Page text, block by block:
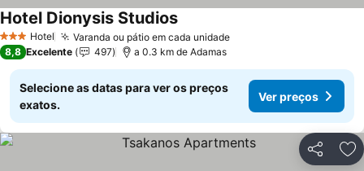
3 EstrelasHotel Varanda ou pátio em cada unidade
Hotel Dionysis Studios
8,8 Excelente 497 a 0.3 km de Adamas
Selecione as datas para ver os preços
exatos.
Ver preços
Partilhar